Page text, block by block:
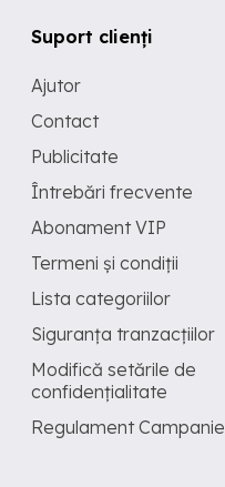
Suport clienți
Ajutor
Contact
Publicitate
Întrebări frecvente
Abonament VIP
Termeni și condiții
Lista categoriilor
Siguranța tranzacțiilor
Modifică setările de
confidențialitate
Regulament Campanie